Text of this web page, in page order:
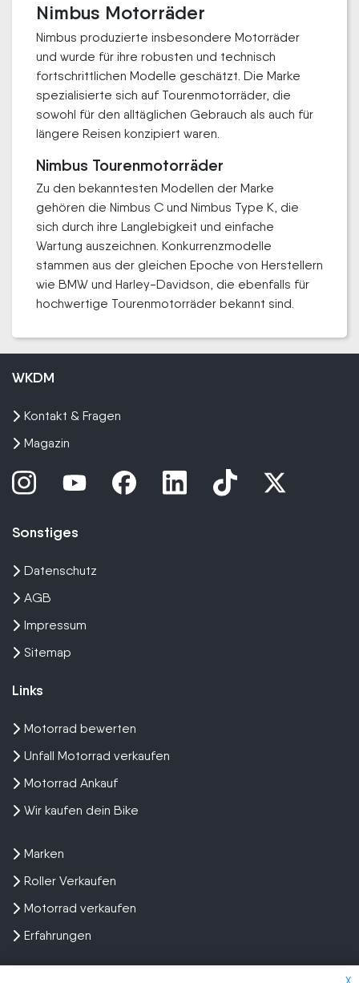
Nimbus Motorräder
Nimbus produzierte insbesondere Motorräder
und wurde für ihre robusten und technisch
fortschrittlichen Modelle geschätzt. Die Marke
spezialisierte sich auf Tourenmotorräder, die
sowohl für den alltäglichen Gebrauch als auch für
längere Reisen konzipiert waren.
Nimbus Tourenmotorräder
Zu den bekanntesten Modellen der Marke
gehören die Nimbus C und Nimbus Type K, die
sich durch ihre Langlebigkeit und einfache
Wartung auszeichnen. Konkurrenzmodelle
stammen aus der gleichen Epoche von Herstellern
wie BMW und Harley-Davidson, die ebenfalls für
hochwertige Tourenmotorräder bekannt sind.
WKDM
Kontakt & Fragen
Magazin
Sonstiges
Datenschutz
AGB
Impressum
Sitemap
Links
Motorrad bewerten
Unfall Motorrad verkaufen
Motorrad Ankauf
Wir kaufen dein Bike
Marken
Roller Verkaufen
Motorrad verkaufen
Erfahrungen